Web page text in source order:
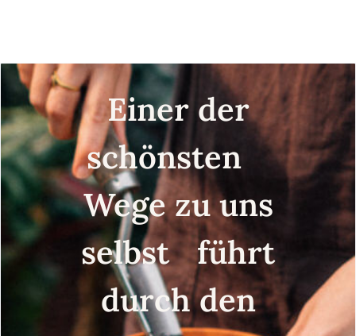
Einer der
schönsten
Wege zu uns
selbst führt
durch den